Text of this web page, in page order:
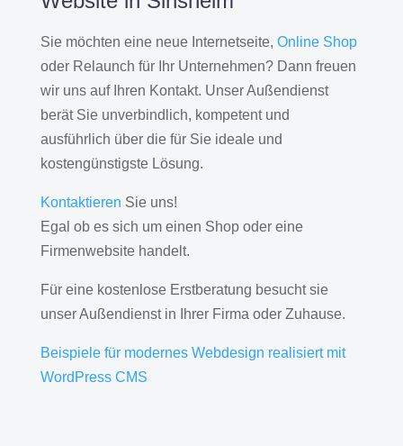
Sie möchten eine neue Internetseite, Online Shop
oder Relaunch für Ihr Unternehmen? Dann freuen
wir uns auf Ihren Kontakt. Unser Außendienst
berät Sie unverbindlich, kompetent und
ausführlich über die für Sie ideale und
kostengünstigste Lösung.
Kontaktieren Sie uns!
Egal ob es sich um einen Shop oder eine
Firmenwebsite handelt.
Für eine kostenlose Erstberatung besucht sie
unser Außendienst in Ihrer Firma oder Zuhause.
Beispiele für modernes Webdesign realisiert mit
WordPress CMS